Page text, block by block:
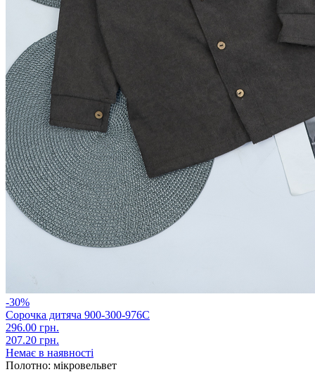
-30%
Сорочка дитяча 900-300-976С
296.00 грн.
207.20 грн.
Немає в наявності
Полотно: мікровельвет